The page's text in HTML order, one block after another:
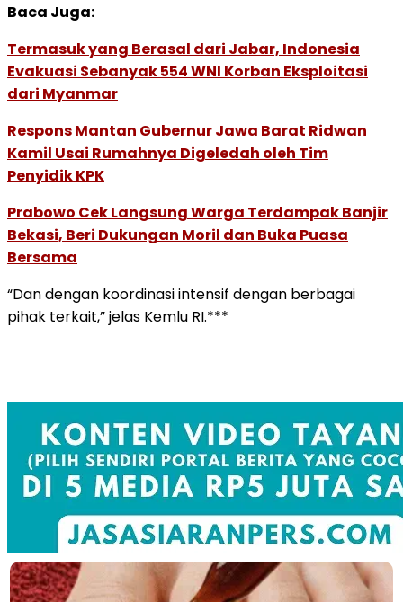
Baca Juga:
Termasuk yang Berasal dari Jabar, Indonesia
Evakuasi Sebanyak 554 WNI Korban Eksploitasi
dari Myanmar
Respons Mantan Gubernur Jawa Barat Ridwan
Kamil Usai Rumahnya Digeledah oleh Tim
Penyidik KPK
Prabowo Cek Langsung Warga Terdampak Banjir
Bekasi, Beri Dukungan Moril dan Buka Puasa
Bersama
“Dan dengan koordinasi intensif dengan berbagai
pihak terkait,” jelas Kemlu RI.***